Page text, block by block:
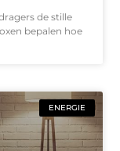
de stille
bepalen hoe
ENERGIE